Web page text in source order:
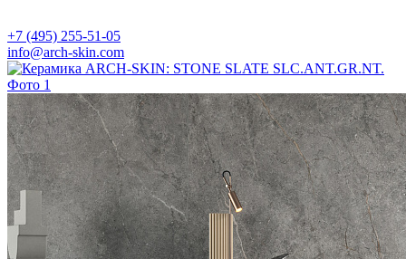
+7 (495) 255-51-05
info@arch-skin.com